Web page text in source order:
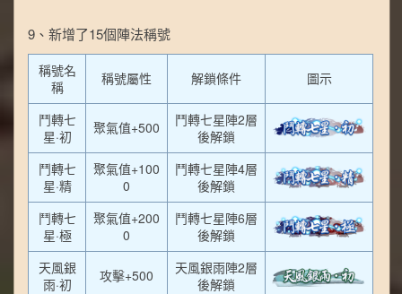
9、新增了15個陣法稱號
稱號名
稱
稱號屬性 解鎖條件 圖示
鬥轉七
星·初
聚氣值+500
鬥轉七星陣2層
後解鎖
鬥轉七
星·精
聚氣值+100
0
鬥轉七星陣4層
後解鎖
鬥轉七
星·極
聚氣值+200
0
鬥轉七星陣6層
後解鎖
天風銀
雨·初
攻擊+500
天風銀雨陣2層
後解鎖